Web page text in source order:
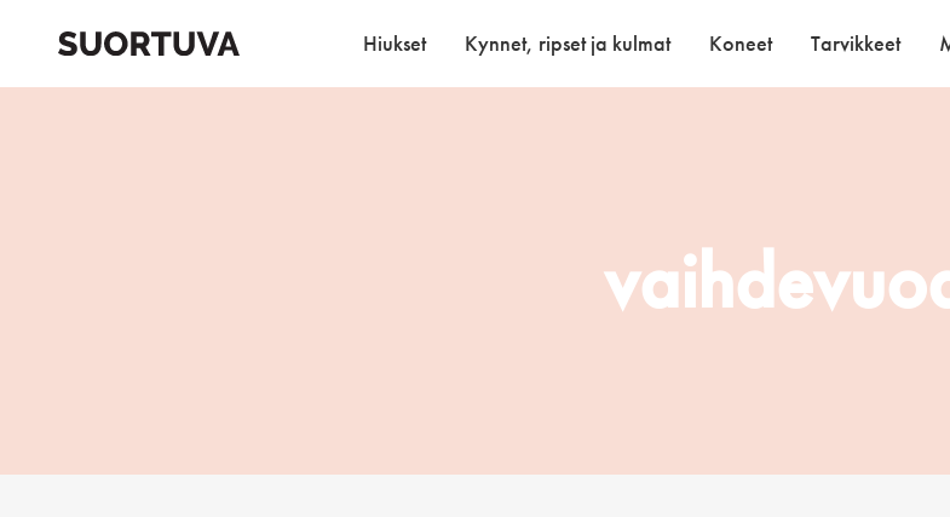
Hiukset Kynnet, ripset ja kulmat Koneet Tarvikkeet